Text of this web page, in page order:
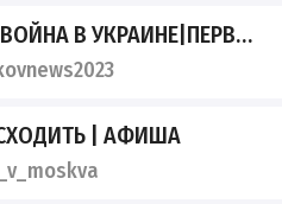
ОПЕРАТИВНЫЙ КАНАЛ
| АФИША